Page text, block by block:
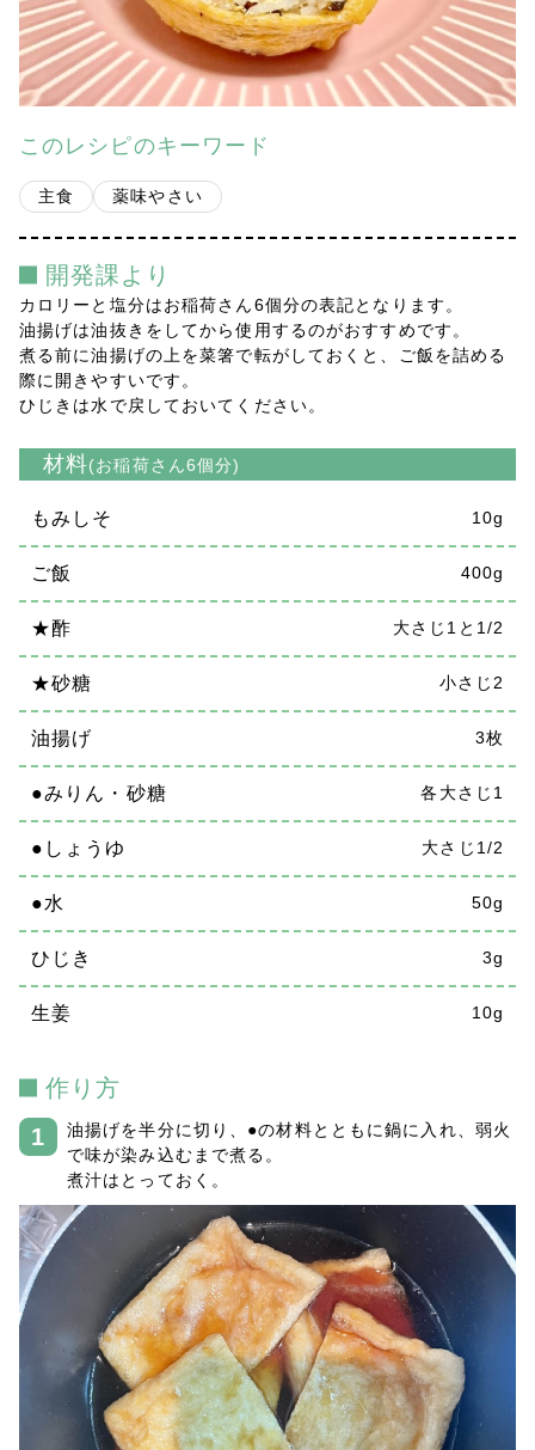
アクセス
プライバシーポリシー
このレシピのキーワード
主食 薬味やさい
開発課より
カロリーと塩分はお稲荷さん6個分の表記となります。
油揚げは油抜きをしてから使用するのがおすすめです。
煮る前に油揚げの上を菜箸で転がしておくと、ご飯を詰める
際に開きやすいです。
ひじきは水で戻しておいてください。
材料(お稲荷さん6個分)
もみしそ 10g
ご飯 400g
★酢 大さじ1と1/2
★砂糖 小さじ2
油揚げ 3枚
●みりん・砂糖 各大さじ1
●しょうゆ 大さじ1/2
●水 50g
ひじき 3g
生姜 10g
作り方
油揚げを半分に切り、●の材料とともに鍋に入れ、弱火
で味が染み込むまで煮る。
煮汁はとっておく。